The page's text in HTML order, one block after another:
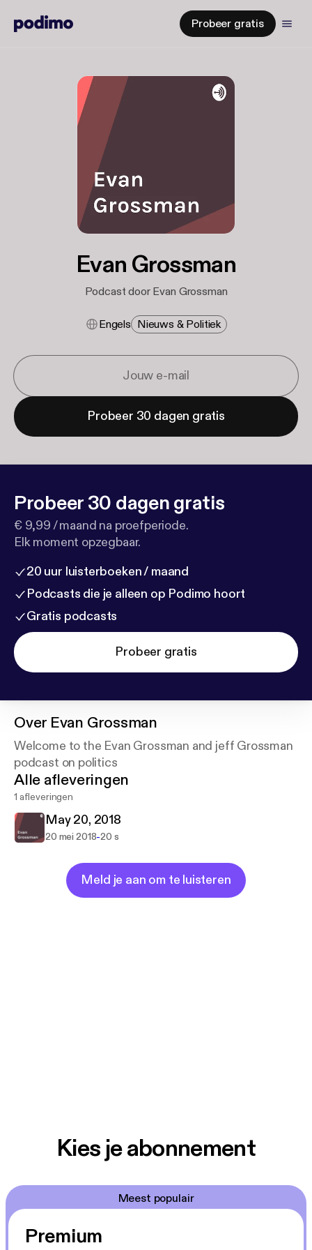
Probeer gratis
Evan Grossman
Podcast door Evan Grossman
Engels Nieuws & Politiek
Probeer 30 dagen gratis
Probeer 30 dagen gratis
€ 9,99 / maand na proefperiode.
Elk moment opzegbaar.
20 uur luisterboeken / maand
Podcasts die je alleen op Podimo hoort
Gratis podcasts
Probeer gratis
Over Evan Grossman
Welcome to the Evan Grossman and jeff Grossman
podcast on politics
Alle afleveringen
1 afleveringen
May 20, 2018
20 mei 2018-20 s
Meld je aan om te luisteren
Kies je abonnement
Meest populair
Premium